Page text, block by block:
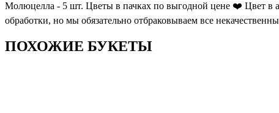
Молюцелла - 5 шт. Цветы в пачках по выгодной цене ❤️ Цвет в
обработки, но мы обязательно отбраковываем все
ПОХОЖИЕ БУКЕТЫ